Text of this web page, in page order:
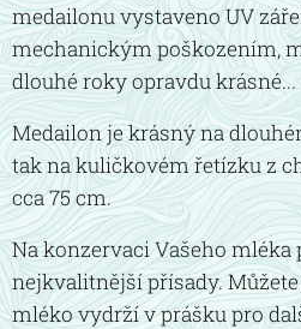
medailonu vystaveno UV
mechanickým poškozením,
dlouhé roky opravdu krásné...
Medailon je krásný na
tak na kuličkovém řetízku z
cca 75 cm.
Na konzervaci Vašeho
nejkvalitnější přísady.
mléko vydrží v prášku pro